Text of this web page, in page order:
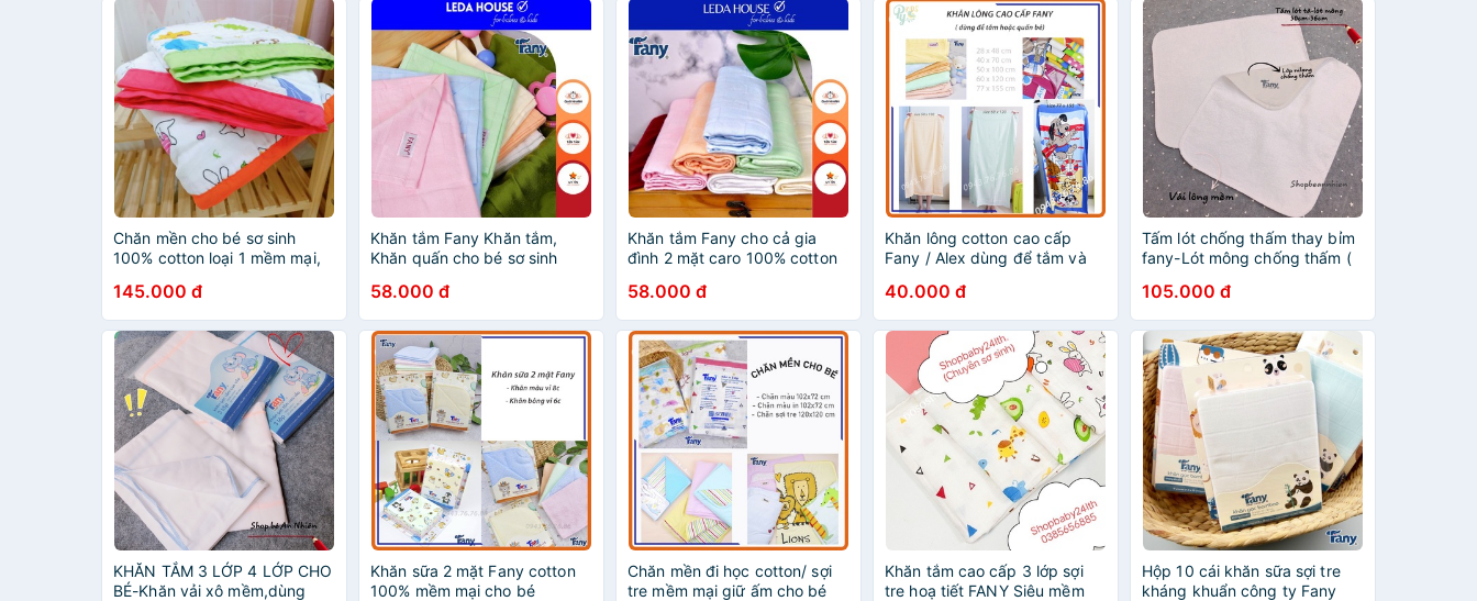
Chăn mền cho bé sơ sinh
100% cotton loại 1 mềm mại,
145.000 đ
Khăn tắm Fany Khăn tắm,
Khăn quấn cho bé sơ sinh
bai xù
58.000 đ
Khăn tắm Fany cho cả gia
đình 2 mặt caro 100% cotton
58.000 đ
Khăn lông cotton cao cấp
Fany / Alex dùng để tắm và
cỡ cho bé và người lớn
40.000 đ
Tấm lót chống thấm thay bỉm
fany-Lót mông chống thấm (
105.000 đ
KHĂN TẮM 3 LỚP 4 LỚP CHO
BÉ-Khăn vải xô mềm,dùng
Khăn sữa 2 mặt Fany cotton
100% mềm mại cho bé
Chăn mền đi học cotton/ sợi
tre mềm mại giữ ấm cho bé
Khăn tắm cao cấp 3 lớp sợi
tre hoạ tiết FANY Siêu mềm
Hộp 10 cái khăn sữa sợi tre
kháng khuẩn công ty Fany